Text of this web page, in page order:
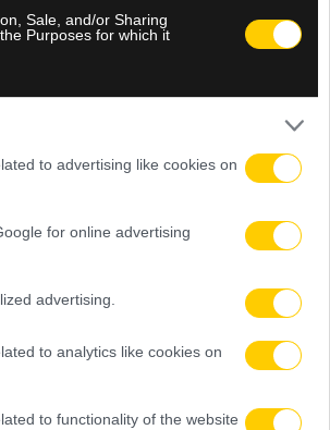
Sale, and/or Sharing
Purposes for which it
to advertising like cookies on
for online advertising
advertising.
to analytics like cookies on
to functionality of the website
προαναγγέλλει άμεση
επίπεδο.